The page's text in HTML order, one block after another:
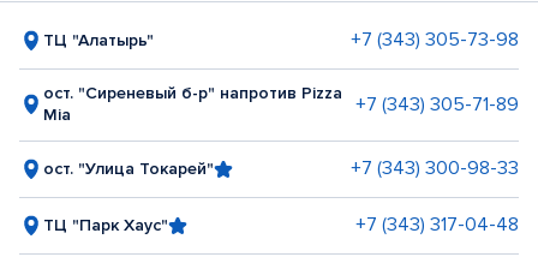
ТЦ "Алатырь" +7 (343) 305-73-98
ост. "Сиреневый б-р" напротив Pizza
Mia
+7 (343) 305-71-89
ост. "Улица Токарей" +7 (343) 300-98-33
ТЦ "Парк Хаус" +7 (343) 317-04-48